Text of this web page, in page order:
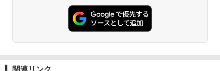
関連リンク